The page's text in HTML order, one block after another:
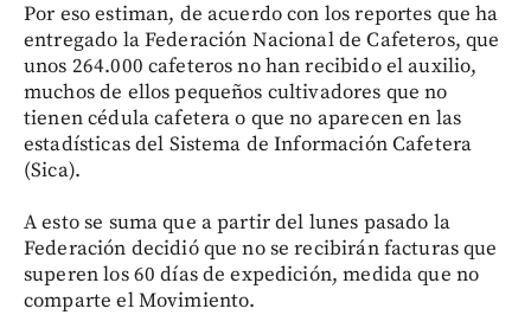
Por eso estiman, de acuerdo con los reportes que ha
entregado la Federación Nacional de Cafeteros, que
unos 264.000 cafeteros no han recibido el auxilio,
muchos de ellos pequeños cultivadores que no
tienen cédula cafetera o que no aparecen en las
estadísticas del Sistema de Información Cafetera
(Sica).
A esto se suma que a partir del lunes pasado la
Federación decidió que no se recibirán facturas que
superen los 60 días de expedición, medida que no
comparte el Movimiento.